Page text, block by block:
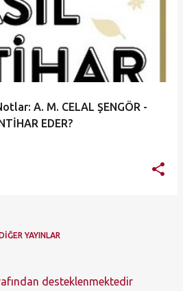
A. M. CELAL ŞENGÖR -
EDER?
YAYINLAR
desteklenmektedir